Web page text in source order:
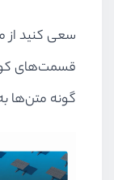
سعی کنید از
قسمت‌های
گونه متن‌ها